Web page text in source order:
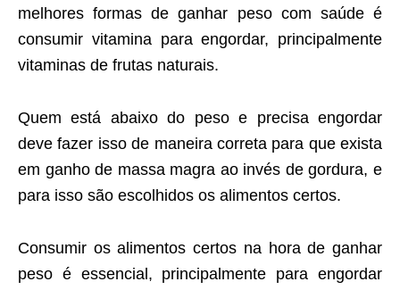
melhores formas de ganhar peso com saúde é
consumir vitamina para engordar, principalmente
vitaminas de frutas naturais.
Quem está abaixo do peso e precisa engordar
deve fazer isso de maneira correta para que exista
em ganho de massa magra ao invés de gordura, e
para isso são escolhidos os alimentos certos.
Consumir os alimentos certos na hora de ganhar
peso é essencial, principalmente para engordar